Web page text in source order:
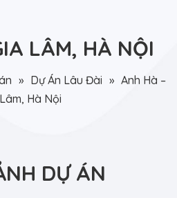
LÂM, HÀ NỘI
» Dự Án Lâu Đài » Anh Hà –
Hà Nội
DỰ ÁN